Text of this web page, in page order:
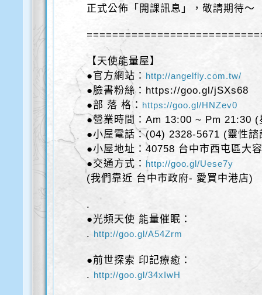
正式公佈「開課訊息」，敬請期待～
【天使能量屋】
●官方網站： http://angelfly.com.tw/
●臉書粉絲：https://goo.gl/jSXs68
●部 落 格： https://goo.gl/HNZev0
●營業時間：Am 13:00 ~ Pm 21:30 (
●小屋電話：(04) 2328-5671 (靈性
●小屋地址：40758 台中市西屯區大
●交通方式： http://goo.gl/Uese7y
(我們靠近 台中市政府- 愛買中港店)
.
●光頻天使 能量催眠：
. http://goo.gl/A54Zrm
●前世探索 印記療癒：
. http://goo.gl/34xIwH